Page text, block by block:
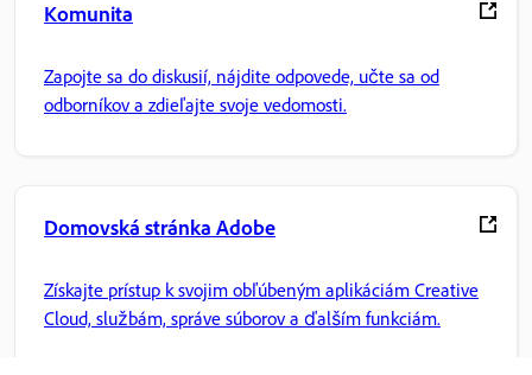
Komunita
Zapojte sa do diskusií, nájdite odpovede, učte sa od
odborníkov a zdieľajte svoje vedomosti.
Domovská stránka Adobe
Získajte prístup k svojim obľúbeným aplikáciám Creative
Cloud, službám, správe súborov a ďalším funkciám.